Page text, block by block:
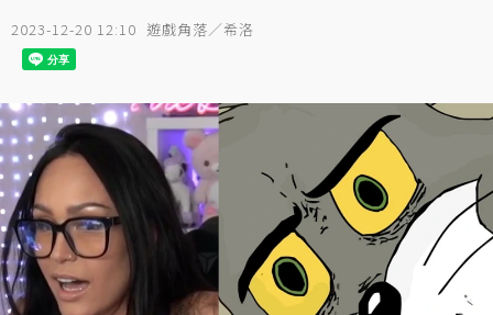
2023-12-20 12:10 遊戲角落／希洛